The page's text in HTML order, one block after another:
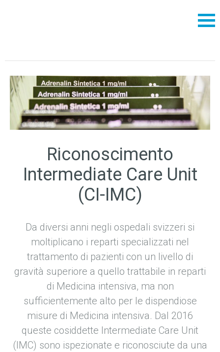
Riconoscimento
Intermediate Care Unit
(CI-IMC)
Da diversi anni negli ospedali svizzeri si
moltiplicano i reparti specializzati nel
trattamento di pazienti con un livello di
gravità superiore a quello trattabile in reparti
di Medicina intensiva, ma non
sufficientemente alto per le dispendiose
misure di Medicina intensiva. Dal 2016
queste cosiddette Intermediate Care Unit
(IMC) sono ispezionate e riconosciute da una